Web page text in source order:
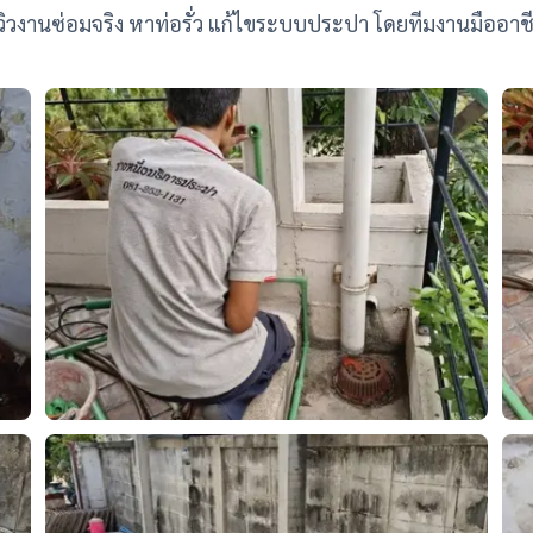
วงานซ่อมจริง หาท่อรั่ว แก้ไขระบบประปา โดยทีมงานมืออา